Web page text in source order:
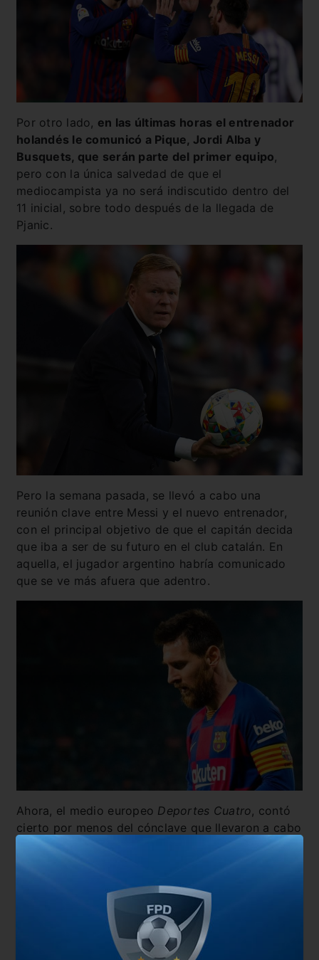
Por otro lado, en las últimas horas el entrenador
holandés le comunicó a Pique, Jordi Alba y
Busquets, que serán parte del primer equipo,
pero con la única salvedad de que el
mediocampista ya no será indiscutido dentro del
11 inicial, sobre todo después de la llegada de
Pjanic.
Pero la semana pasada, se llevó a cabo una
reunión clave entre Messi y el nuevo entrenador,
con el principal objetivo de que el capitán decida
que iba a ser de su futuro en el club catalán. En
aquella, el jugador argentino habría comunicado
que se ve más afuera que adentro.
Ahora, el medio europeo Deportes Cuatro, contó
cierto por menos del cónclave que llevaron a cabo
el DT con el delantero, y
se afirma que hubo una
condiciones y que la prioridad será el equipo”.